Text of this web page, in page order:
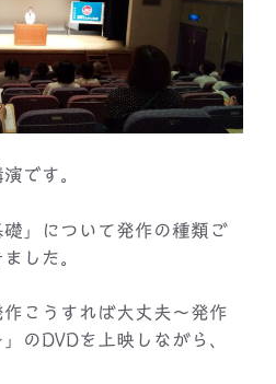
です。
」について発作の種類ご
した。
こうすれば大丈夫～発作
のDVDを上映しながら、